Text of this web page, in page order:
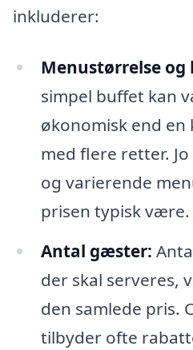
inkluderer:
Menustørrelse
simpel buffet kan
økonomisk end en
med flere retter.
og varierende
prisen typisk være.
Antal gæster:
der skal serveres,
den samlede pris.
tilbyder ofte